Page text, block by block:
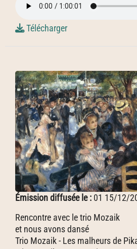
Télécharger
Émission diffusée le : 01 15/12/
Rencontre avec le trio Mozaik
et nous avons dansé
Trio Mozaik - Les malheurs de